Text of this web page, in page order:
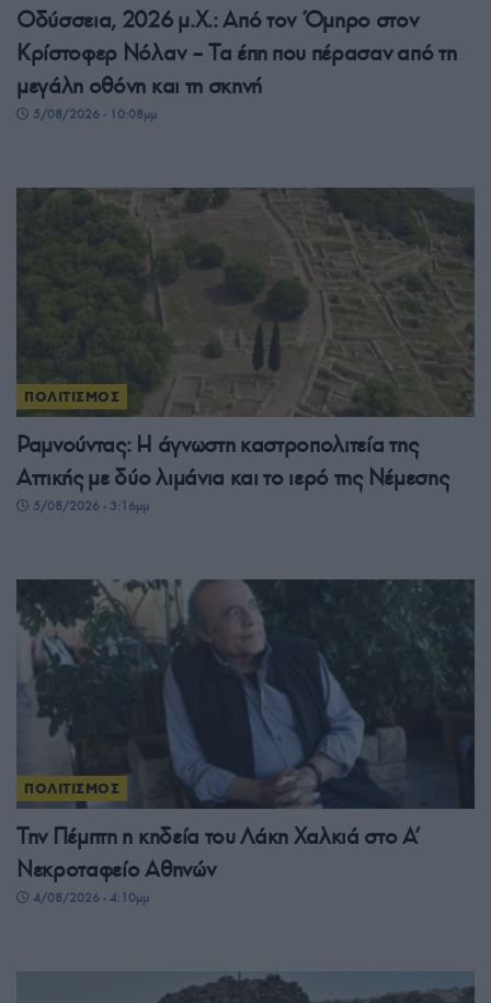
Οδύσσεια, 2026 μ.Χ.: Από τον Όμηρο στον
Κρίστοφερ Νόλαν – Τα έπη που πέρασαν από τη
μεγάλη οθόνη και τη σκηνή
5/08/2026 - 10:08μμ
ΠΟΛΙΤΙΣΜΟΣ
Ραμνούντας: Η άγνωστη καστροπολιτεία της
Αττικής με δύο λιμάνια και το ιερό της Νέμεσης
5/08/2026 - 3:16μμ
ΠΟΛΙΤΙΣΜΟΣ
Την Πέμπτη η κηδεία του Λάκη Χαλκιά στο Α’
Νεκροταφείο Αθηνών
4/08/2026 - 4:10μμ